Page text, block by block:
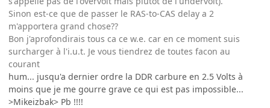
Sinon est-ce que de passer le RAS-to-CAS delay a 2
m'apportera grand chose??
Bon j'aprofondirais tous ca ce w.e. car en ce moment suis
surcharger à l'i.u.t. Je vous tiendrez de toutes facon au
courant
hum... jusqu'a dernier ordre la DDR carbure en 2.5 Volts à
moins que je me gourre grave ce qui est pas impossible...
>Mikeizbak> Pb !!!!